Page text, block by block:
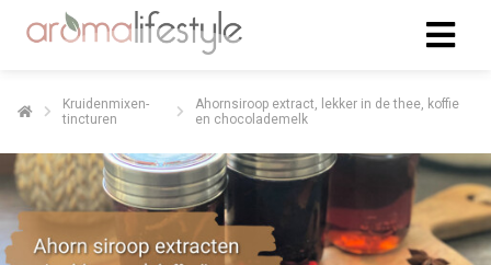
Kruidenmixen-
tincturen
Ahornsiroop extract, lekker in de thee, koffie
en chocolademelk